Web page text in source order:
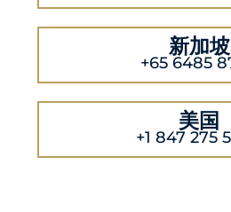
新加坡
+65 6485
美国
+1 847 275